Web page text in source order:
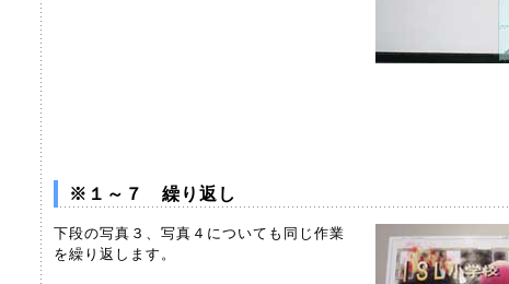
※１～７ 繰り返し
下段の写真３、写真４についても同じ作業
を繰り返します。